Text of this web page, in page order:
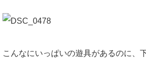
こんなにいっぱいの遊具があるのに、